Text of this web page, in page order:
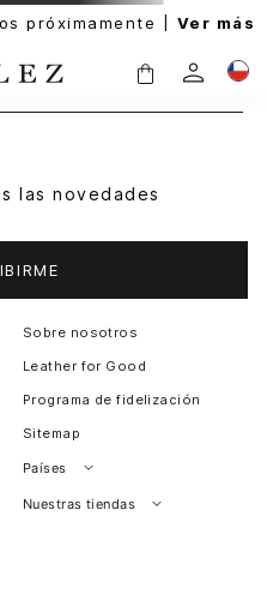
próximamente | Ver más
las novedades
Sobre nosotros
Leather for Good
Programa de fidelización
Sitemap
Países
Perú
Nuestras tiendas